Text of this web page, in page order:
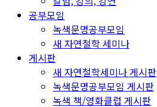
공부모임
녹색문명공부모임
새 자연철학 세미나
게시판
새 자연철학세미나 게시판
녹색문명공부모임 게시판
녹색 책/영화클럽 게시판